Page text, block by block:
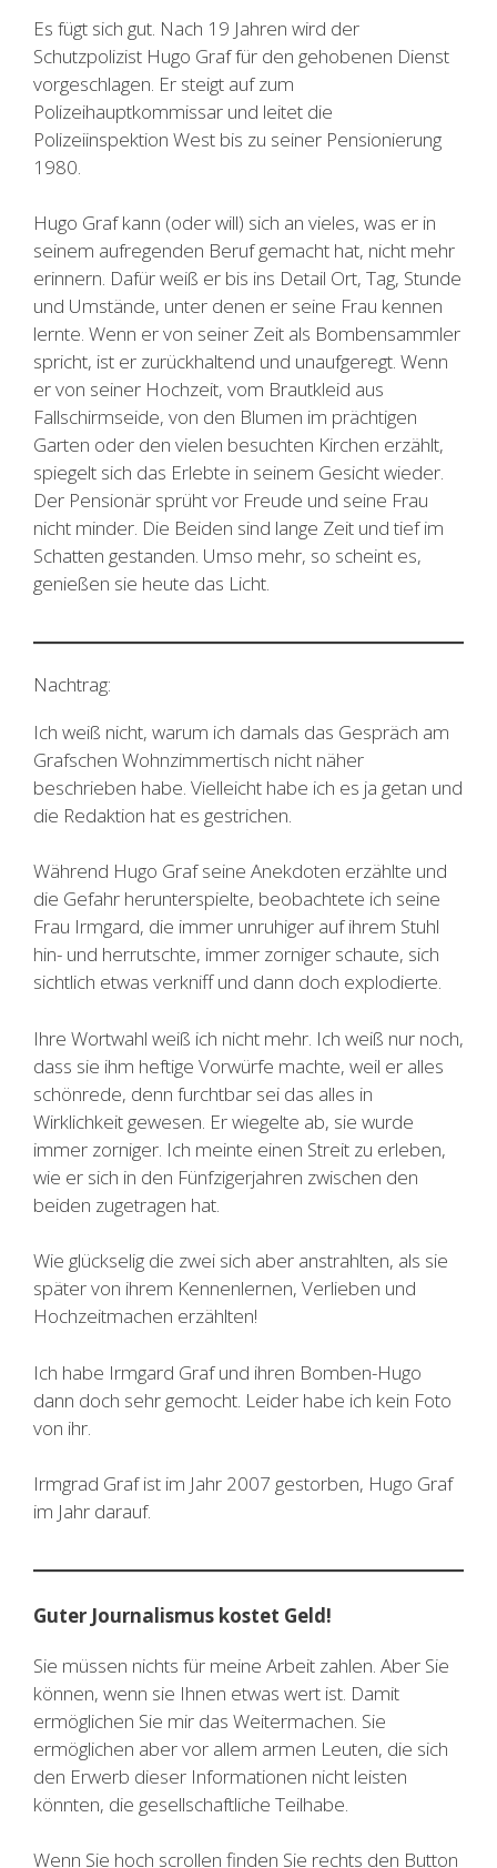
Es fügt sich gut. Nach 19 Jahren wird der
Schutzpolizist Hugo Graf für den gehobenen Dienst
vorgeschlagen. Er steigt auf zum
Polizeihauptkommissar und leitet die
Polizeiinspektion West bis zu seiner Pensionierung
1980.
Hugo Graf kann (oder will) sich an vieles, was er in
seinem aufregenden Beruf gemacht hat, nicht mehr
erinnern. Dafür weiß er bis ins Detail Ort, Tag, Stunde
und Umstände, unter denen er seine Frau kennen
lernte. Wenn er von seiner Zeit als Bombensammler
spricht, ist er zurückhaltend und unaufgeregt. Wenn
er von seiner Hochzeit, vom Brautkleid aus
Fallschirmseide, von den Blumen im prächtigen
Garten oder den vielen besuchten Kirchen erzählt,
spiegelt sich das Erlebte in seinem Gesicht wieder.
Der Pensionär sprüht vor Freude und seine Frau
nicht minder. Die Beiden sind lange Zeit und tief im
Schatten gestanden. Umso mehr, so scheint es,
genießen sie heute das Licht.
Nachtrag:
Ich weiß nicht, warum ich damals das Gespräch am
Grafschen Wohnzimmertisch nicht näher
beschrieben habe. Vielleicht habe ich es ja getan und
die Redaktion hat es gestrichen.
Während Hugo Graf seine Anekdoten erzählte und
die Gefahr herunterspielte, beobachtete ich seine
Frau Irmgard, die immer unruhiger auf ihrem Stuhl
hin- und herrutschte, immer zorniger schaute, sich
sichtlich etwas verkniff und dann doch explodierte.
Ihre Wortwahl weiß ich nicht mehr. Ich weiß nur noch,
dass sie ihm heftige Vorwürfe machte, weil er alles
schönrede, denn furchtbar sei das alles in
Wirklichkeit gewesen. Er wiegelte ab, sie wurde
immer zorniger. Ich meinte einen Streit zu erleben,
wie er sich in den Fünfzigerjahren zwischen den
beiden zugetragen hat.
Wie glückselig die zwei sich aber anstrahlten, als sie
später von ihrem Kennenlernen, Verlieben und
Hochzeitmachen erzählten!
Ich habe Irmgard Graf und ihren Bomben-Hugo
dann doch sehr gemocht. Leider habe ich kein Foto
von ihr.
Irmgrad Graf ist im Jahr 2007 gestorben, Hugo Graf
im Jahr darauf.
Guter Journalismus kostet Geld!
Sie müssen nichts für meine Arbeit zahlen. Aber Sie
können, wenn sie Ihnen etwas wert ist. Damit
ermöglichen Sie mir das Weitermachen. Sie
ermöglichen aber vor allem armen Leuten, die sich
den Erwerb dieser Informationen nicht leisten
könnten, die gesellschaftliche Teilhabe.
Wenn Sie hoch scrollen finden Sie rechts den Button